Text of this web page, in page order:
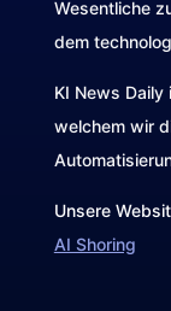
Wesentliche
dem
KI News
welchem wir
Unsere
AI Shoring